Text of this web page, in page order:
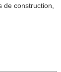
construction,